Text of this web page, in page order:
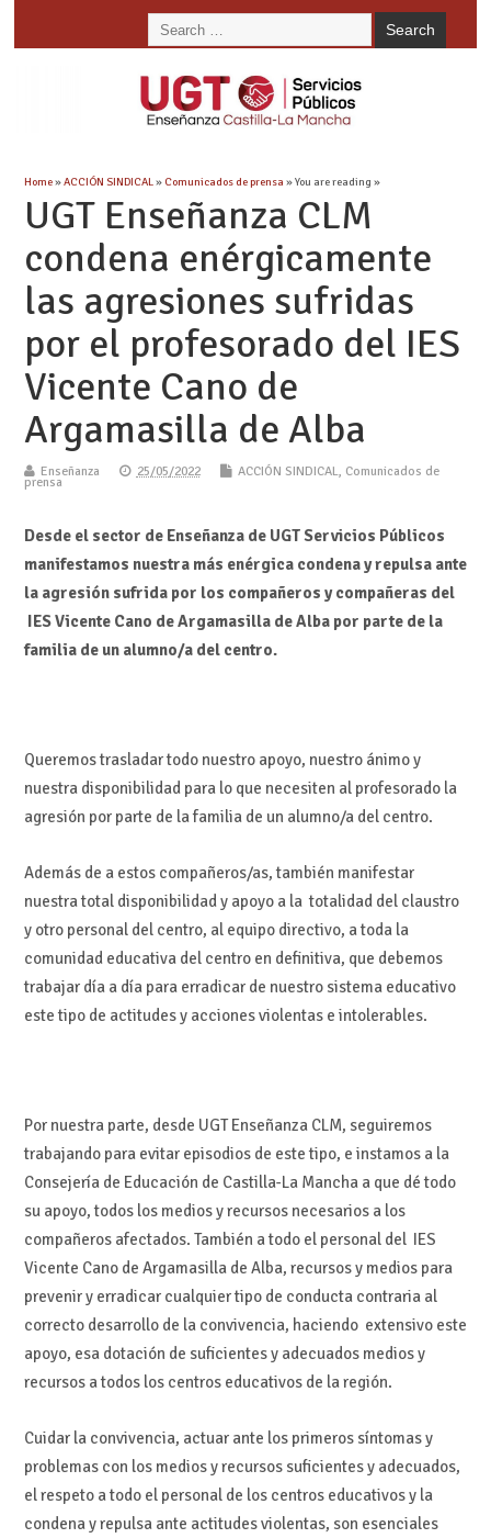
Home»ACCIÓN SINDICAL» Comunicados de prensa » You are reading »
UGT Enseñanza CLM
condena enérgicamente
las agresiones sufridas
por el profesorado del IES
Vicente Cano de
Argamasilla de Alba
Enseñanza 25/05/2022 ACCIÓN SINDICAL, Comunicados de
prensa
Desde el sector de Enseñanza de UGT Servicios Públicos
manifestamos nuestra más enérgica condena y repulsa ante
la agresión sufrida por los compañeros y compañeras del
IES Vicente Cano de Argamasilla de Alba por parte de la
familia de un alumno/a del centro.
Queremos trasladar todo nuestro apoyo, nuestro ánimo y
nuestra disponibilidad para lo que necesiten al profesorado la
agresión por parte de la familia de un alumno/a del centro.
Además de a estos compañeros/as, también manifestar
nuestra total disponibilidad y apoyo a la totalidad del claustro
y otro personal del centro, al equipo directivo, a toda la
comunidad educativa del centro en definitiva, que debemos
trabajar día a día para erradicar de nuestro sistema educativo
este tipo de actitudes y acciones violentas e intolerables.
Por nuestra parte, desde UGT Enseñanza CLM, seguiremos
trabajando para evitar episodios de este tipo, e instamos a la
Consejería de Educación de Castilla-La Mancha a que dé todo
su apoyo, todos los medios y recursos necesarios a los
compañeros afectados. También a todo el personal del IES
Vicente Cano de Argamasilla de Alba, recursos y medios para
prevenir y erradicar cualquier tipo de conducta contraria al
correcto desarrollo de la convivencia, haciendo extensivo este
apoyo, esa dotación de suficientes y adecuados medios y
recursos a todos los centros educativos de la región.
Cuidar la convivencia, actuar ante los primeros síntomas y
problemas con los medios y recursos suficientes y adecuados,
el respeto a todo el personal de los centros educativos y la
condena y repulsa ante actitudes violentas, son esenciales